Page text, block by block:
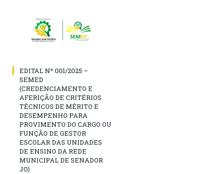
EDITAL Nº 001/2025 –
SEMED
(CREDENCIAMENTO E
AFERIÇÃO DE CRITÉRIOS
TÉCNICOS DE MÉRITO E
DESEMPENHO PARA
PROVIMENTO DO CARGO OU
FUNÇÃO DE GESTOR
ESCOLAR DAS UNIDADES
DE ENSINO DA REDE
MUNICIPAL DE SENADOR
JO)